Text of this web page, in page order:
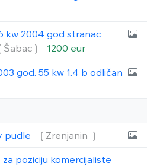
kw 2004 god stranac
1200 eur
god. 55 kw 1.4 b odličan
pudle ❲Zrenjanin ❳
poziciju komercijaliste